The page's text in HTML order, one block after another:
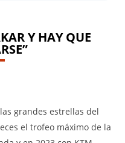
Y HAY QUE
grandes estrellas del
el trofeo máximo de la